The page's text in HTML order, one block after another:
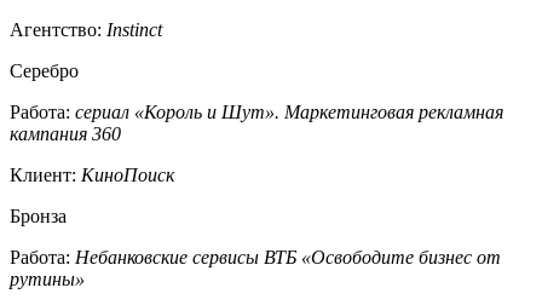
Агентство: Instinct
Серебро
Работа: сериал «Король и Шут». Маркетинговая рекламная
кампания 360
Клиент: КиноПоиск
Бронза
Работа: Небанковские сервисы ВТБ «Освободите бизнес от
рутины»